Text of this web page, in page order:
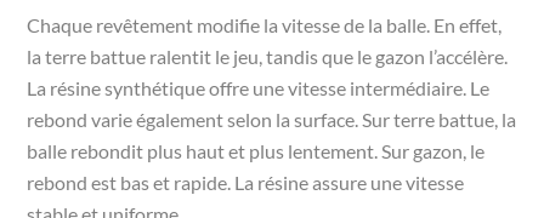
Chaque revêtement modifie la vitesse de la balle. En effet,
la terre battue ralentit le jeu, tandis que le gazon l’accélère.
La résine synthétique offre une vitesse intermédiaire. Le
rebond varie également selon la surface. Sur terre battue, la
balle rebondit plus haut et plus lentement. Sur gazon, le
rebond est bas et rapide. La résine assure une vitesse